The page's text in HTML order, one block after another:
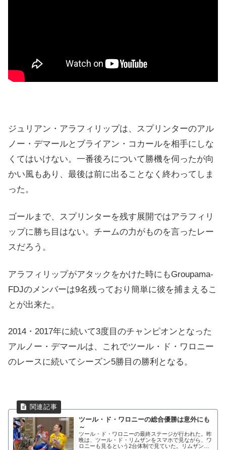
ジュリアン・アラフィリップは、スプリンターのアル
ノー・デマールとブライアン・コカールを相手にしな
くてはいけない。一番後ろについて勝機を伺ったが向
かい風もあり、最後は前に出ることなく終わってしま
った。
ゴールまで、スプリンターを残す展開ではアラフィリ
ップに勝ち目はない。チームの力がものを言ったレー
スだろう。
アラフィリップがアタックをかけた時にもGroupama-
FDJのメンバーは9名残っており簡単に彼を捕まえるこ
とが出来た。
2014・2017年に続いて3度目のチャンピオンとなった
アルノー・デマールは、これでツール・ド・ワロニー
のレースに続いてシーズン5勝目の勝利となる。
ツール・ド・ワロニーの総合優勝は意外にも
～
ツール・ド・ワロニーの最終ステージが行われた。昨
晩は、ツール・ド・リムザンをスマホで見ながら、ワ
ロニーも見るという2台体制で見ていた。リムザンは